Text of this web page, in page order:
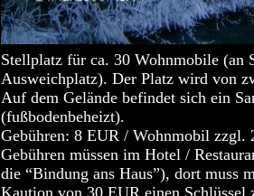
Stellplatz für ca. 30 Wohnmobile (an
Ausweichplatz). Der Platz wird von
Auf dem Gelände befindet sich ein
(fußbodenbeheizt).
Gebühren: 8 EUR / Wohnmobil zzgl.
Gebühren müssen im Hotel /
die “Bindung ans Haus”), dort muss
Kaution von 30 EUR einen Schlüssel